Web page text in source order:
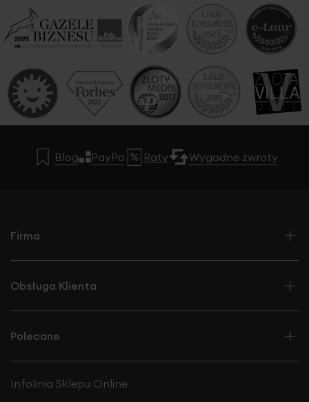
Blog PayPo Raty Wygodne zwroty
Firma
Obsługa Klienta
Polecane
Infolinia Sklepu Online